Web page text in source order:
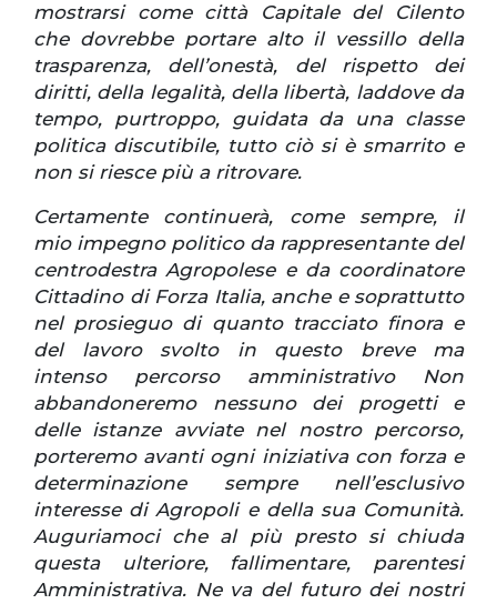
mostrarsi come città Capitale del Cilento
che dovrebbe portare alto il vessillo della
trasparenza, dell’onestà, del rispetto dei
diritti, della legalità, della libertà, laddove da
tempo, purtroppo, guidata da una classe
politica discutibile, tutto ciò si è smarrito e
non si riesce più a ritrovare.
Certamente continuerà, come sempre, il
mio impegno politico da rappresentante del
centrodestra Agropolese e da coordinatore
Cittadino di Forza Italia, anche e soprattutto
nel prosieguo di quanto tracciato finora e
del lavoro svolto in questo breve ma
intenso percorso amministrativo Non
abbandoneremo nessuno dei progetti e
delle istanze avviate nel nostro percorso,
porteremo avanti ogni iniziativa con forza e
determinazione sempre nell’esclusivo
interesse di Agropoli e della sua Comunità.
Auguriamoci che al più presto si chiuda
questa ulteriore, fallimentare, parentesi
Amministrativa. Ne va del futuro dei nostri